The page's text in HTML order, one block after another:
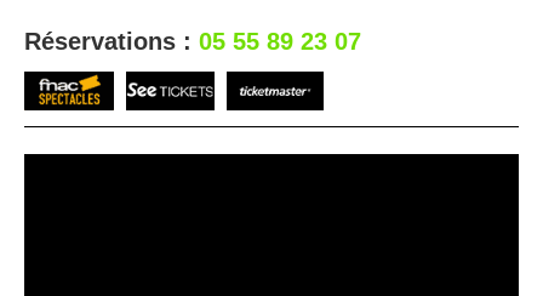
Réservations : 05 55 89 23 07